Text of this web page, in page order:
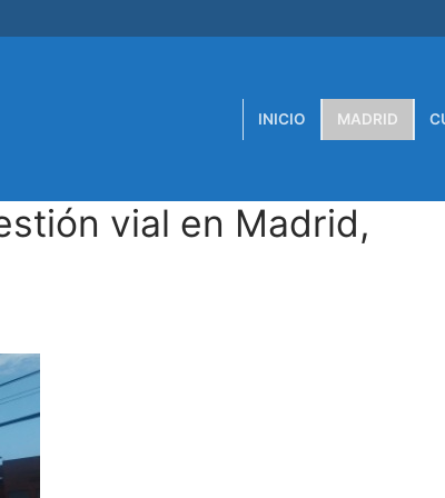
INICIO MADRID
vial en Madrid,